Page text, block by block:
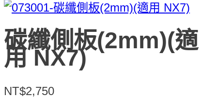
碳纖側板(2mm)(適
用 NX7)
NT$2,750